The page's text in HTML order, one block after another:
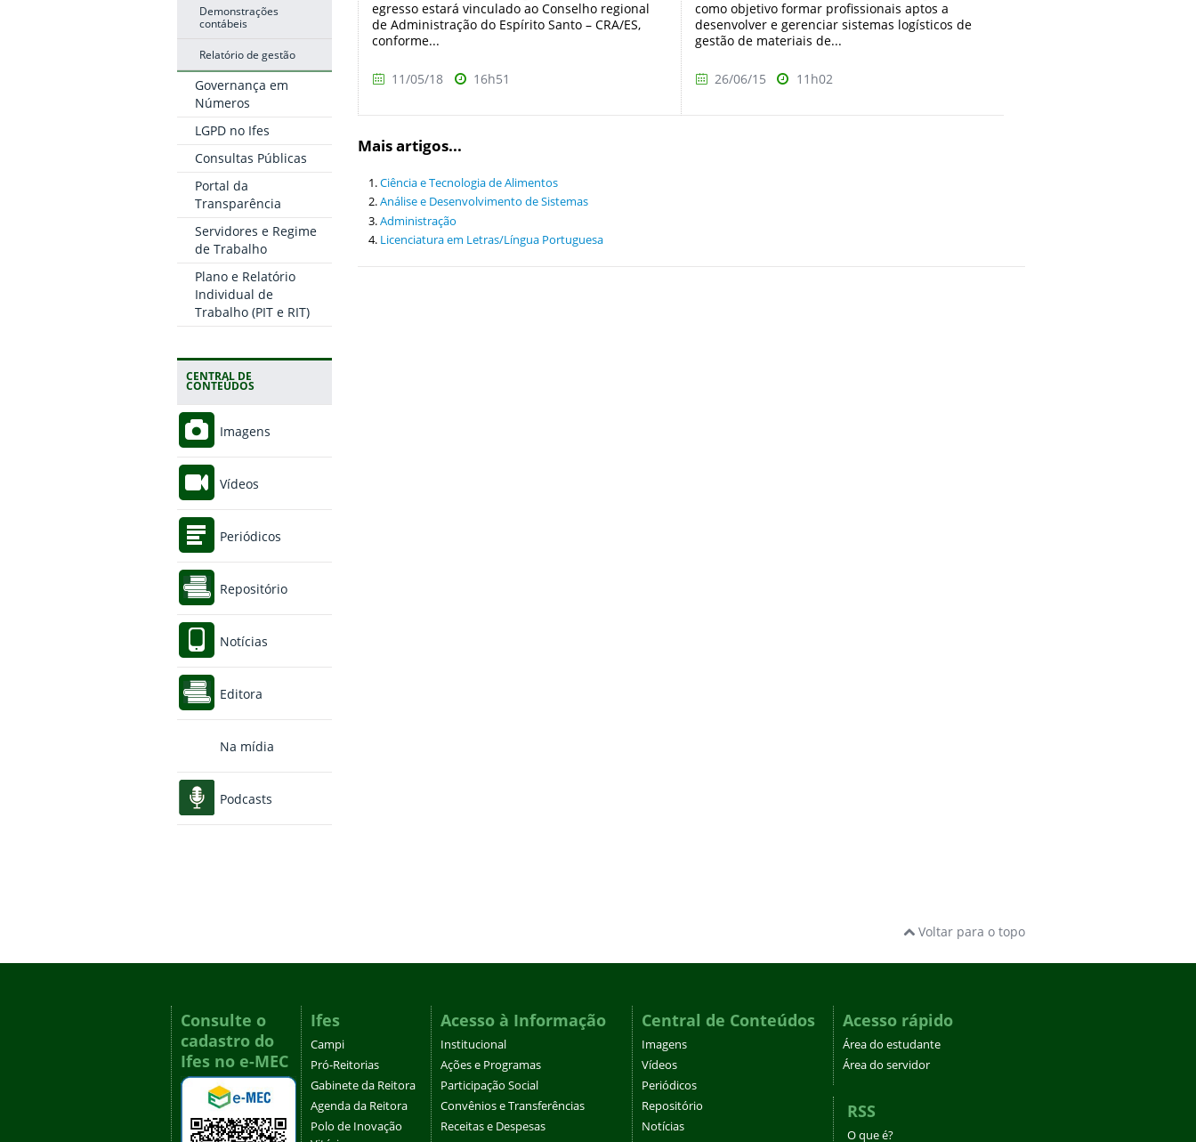
Demonstrações
contábeis
Relatório de gestão
Governança em
Números
LGPD no Ifes
Consultas Públicas
Portal da
Transparência
Servidores e Regime
de Trabalho
Plano e Relatório
Individual de
Trabalho (PIT e RIT)
CENTRAL DE
CONTEÚDOS
Imagens
Vídeos
Periódicos
Repositório
Notícias
Editora
Na mídia
Podcasts
egresso estará vinculado ao Conselho regional
de Administração do Espírito Santo – CRA/ES,
conforme...
11/05/18 16h51
como objetivo formar profissionais aptos a
desenvolver e gerenciar sistemas logísticos de
gestão de materiais de...
26/06/15 11h02
Mais artigos...
Ciência e Tecnologia de Alimentos
Análise e Desenvolvimento de Sistemas
Administração
Licenciatura em Letras/Língua Portuguesa
Voltar para o topo
Consulte o
cadastro do
Ifes no e-MEC
Ifes
Campi
Pró-Reitorias
Gabinete da Reitora
Agenda da Reitora
Polo de Inovação
Acesso à Informação
Institucional
Ações e Programas
Participação Social
Convênios e Transferências
Receitas e Despesas
Central de Conteúdos
Imagens
Vídeos
Periódicos
Repositório
Notícias
Acesso rápido
Área do estudante
Área do servidor
RSS
O que é?